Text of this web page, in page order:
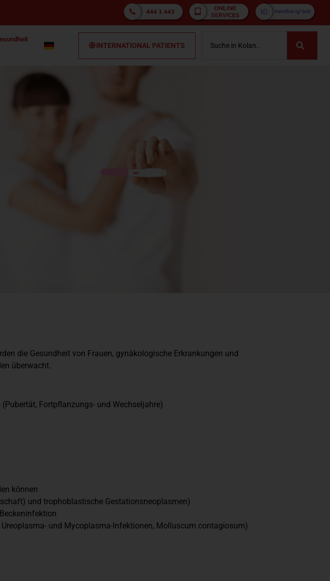
INTERNATIONAL PATIENTS
die Gesundheit von Frauen, gynäkologische Erkrankungen und
überwacht.
Fortpflanzungs- und Wechseljahre)
können
und trophoblastische Gestationsneoplasmen)
und Mycoplasma-Infektionen, Molluscum contagiosum)